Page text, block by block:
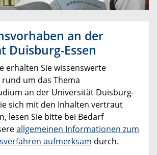
an der
Duisburg-Essen
erhalten Sie wissenswerte
um das Thema
an der Universität Duisburg-
sich mit den Inhalten vertraut
lesen Sie bitte bei Bedarf
allgemeinen Informationen zum
aufmerksam durch.